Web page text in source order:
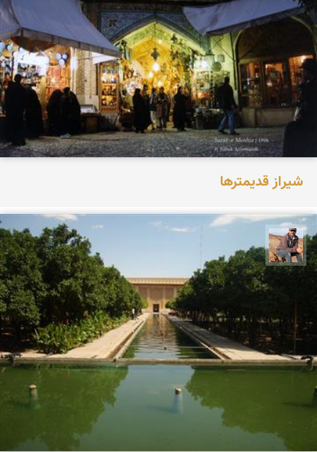
شیراز قدیمترها
جمال زعیمی یزدی